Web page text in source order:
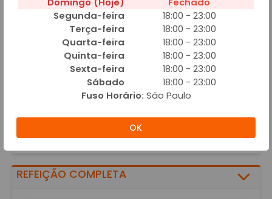
VATAPÁ TRADICIONAL G
Adicionar
REFEIÇÃO COMPLETA
Segunda-feira
18:00 - 23:00
Terça-feira
18:00 - 23:00
Quarta-feira
18:00 - 23:00
Quinta-feira
18:00 - 23:00
Sexta-feira
18:00 - 23:00
Sábado
18:00 - 23:00
Fuso Horário: São Paulo
OK